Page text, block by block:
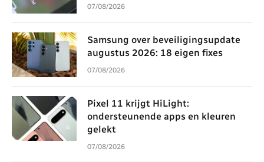
07/08/2026
Samsung over beveiligingsupdate
augustus 2026: 18 eigen fixes
07/08/2026
Pixel 11 krijgt HiLight:
ondersteunende apps en kleuren
gelekt
07/08/2026